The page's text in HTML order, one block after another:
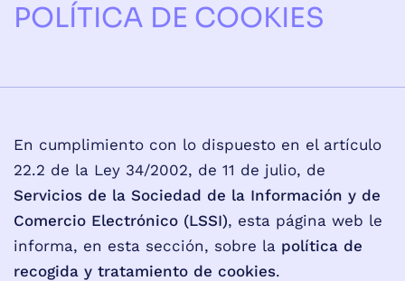
POLÍTICA DE COOKIES
En cumplimiento con lo dispuesto en el artículo
22.2 de la Ley 34/2002, de 11 de julio, de
Servicios de la Sociedad de la Información y de
Comercio Electrónico (LSSI), esta página web le
informa, en esta sección, sobre la política de
recogida y tratamiento de cookies.